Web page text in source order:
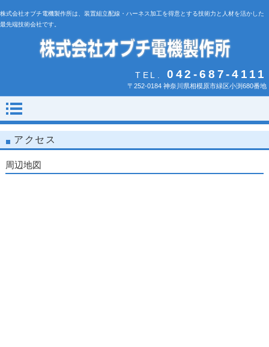
株式会社オブチ電機製作所は、装置組立配線・ハーネス加工を得意とする技術力と人材を活かした
最先端技術会社です。
TEL. 042-687-4111
〒252-0184 神奈川県相模原市緑区小渕680番地
アクセス
周辺地図